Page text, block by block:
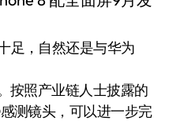
足，自然还是与华为
按照产业链人士披露的
测镜头，可以进一步完